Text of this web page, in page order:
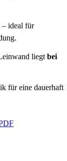
ideal für
liegt bei
für eine dauerhaft